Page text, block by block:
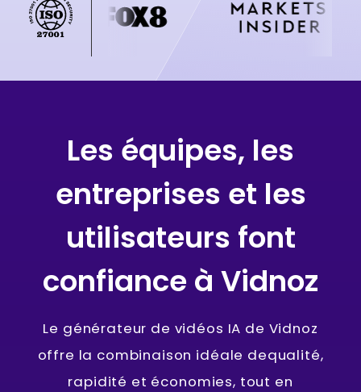
Les équipes, les
entreprises et les
utilisateurs font
confiance à Vidnoz
Le générateur de vidéos IA de Vidnoz
offre la combinaison idéale dequalité,
rapidité et économies, tout en